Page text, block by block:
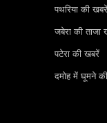
पथरिया की खबरें
जबेरा की ताजा
पटेरा की खबरें
दमोह में घूमने